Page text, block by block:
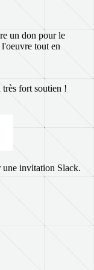
un don pour le
tout en
fort soutien !
une invitation Slack.